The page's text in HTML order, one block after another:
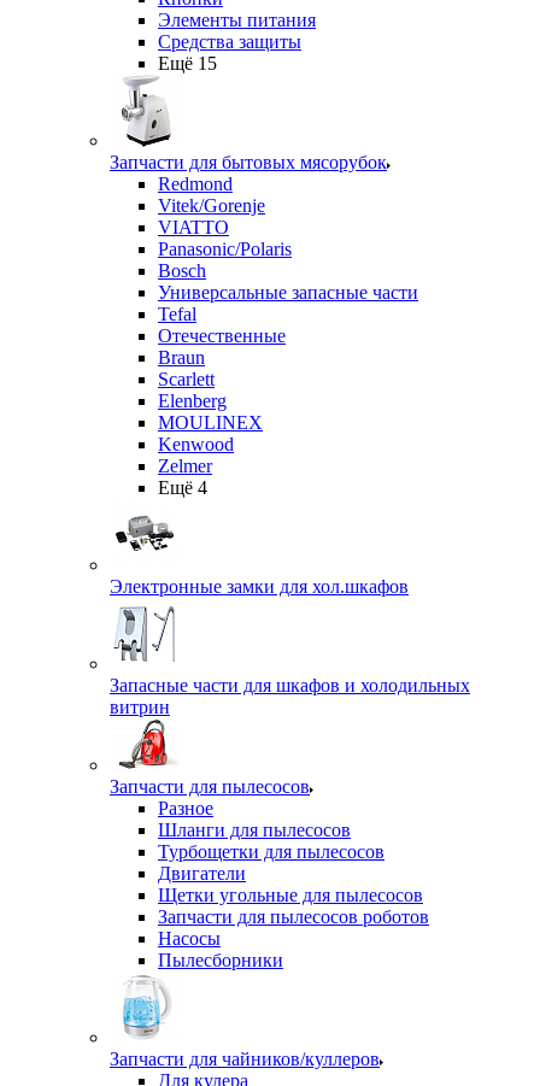
Элементы питания
Средства защиты
Ещё 15
Запчасти для бытовых мясорубок
Redmond
Vitek/Gorenje
VIATTO
Panasonic/Polaris
Bosch
Универсальные запасные части
Tefal
Отечественные
Braun
Scarlett
Elenberg
MOULINEX
Kenwood
Zelmer
Ещё 4
Электронные замки для хол.шкафов
Запасные части для шкафов и холодильных
витрин
Запчасти для пылесосов
Разное
Шланги для пылесосов
Турбощетки для пылесосов
Двигатели
Щетки угольные для пылесосов
Запчасти для пылесосов роботов
Насосы
Пылесборники
Запчасти для чайников/куллеров
Для кулера